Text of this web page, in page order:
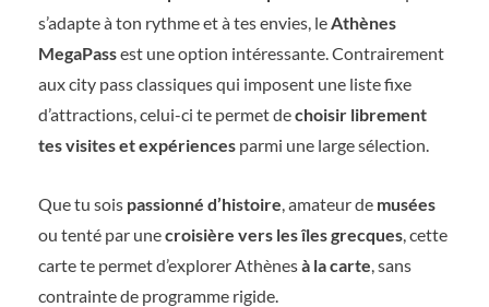
s’adapte à ton rythme et à tes envies, le Athènes
MegaPassest une option intéressante. Contrairement
aux city pass classiques qui imposent une liste fixe
d’attractions, celui-ci te permet dechoisir librement
tes visites et expériences parmi une large sélection.
Que tu sois passionné d’histoire , amateur de musées
ou tenté par unecroisière vers les îles grecques , cette
carte te permet d’explorer Athènesà la carte , sans
contrainte de programme rigide.